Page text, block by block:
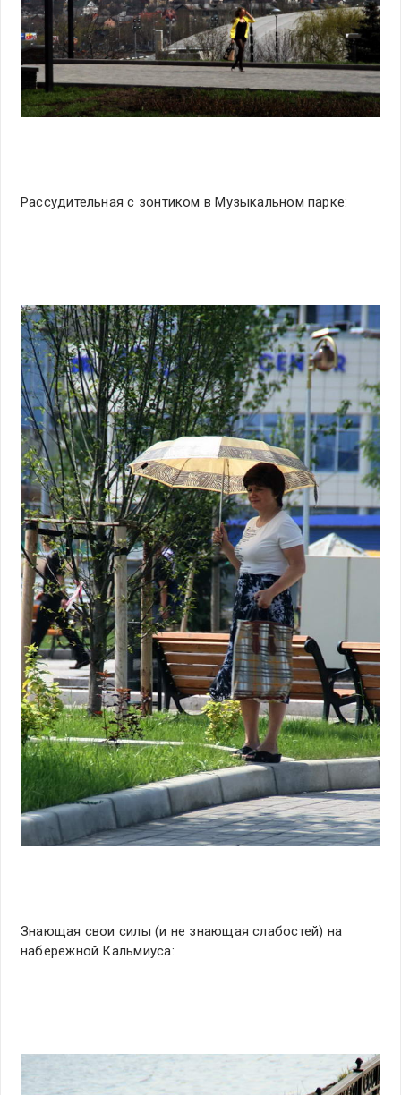
Рассудительная с зонтиком в Музыкальном парке:
Знающая свои силы (и не знающая слабостей) на
набережной Кальмиуса: